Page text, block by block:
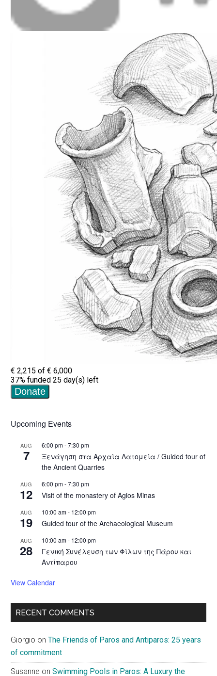
Upcoming Events
AUG
7
6:00 pm-7:30 pm
Ξενάγηση στα Αρχαία Λατομεία / Guided tour of
the Ancient Quarries
AUG
12
6:00 pm-7:30 pm
Visit of the monastery of Agios Minas
AUG
19
10:00 am- 12:00 pm
Guided tour of the Archaeological Museum
AUG
28
10:00 am- 12:00 pm
Γενική Συνέλευση των Φίλων της Πάρου και
Αντίπαρου
View Calendar
RECENT COMMENTS
Giorgio onThe Friends of Paros and Antiparos: 25 years
of commitment
Susanne onSwimming Pools in Paros: A Luxury the